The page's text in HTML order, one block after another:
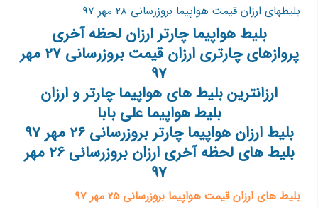
بلیطهای ارزان قیمت هواپیما بروزرسانی 28 مهر 97
بلیط هواپیما چارتر ارزان لحظه آخری
پروازهای چارتری ارزان قیمت بروزرسانی 27 مهر
97
ارزانترین بلیط های هواپیما چارتر و ارزان
بلیط هواپیما علی بابا
بلیط ارزان هواپیما چارتر بروزرسانی 26 مهر 97
بلیط های لحظه آخری ارزان بروزرسانی 26 مهر
97
بلیط های ارزان قیمت هواپیما بروزرسانی 25 مهر 97